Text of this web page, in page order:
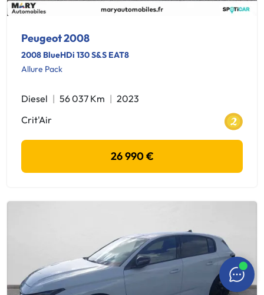
Peugeot 2008
2008 BlueHDi 130 S&S EAT8
Allure Pack
Diesel 56 037 Km
2023
Crit'Air
26 990 €